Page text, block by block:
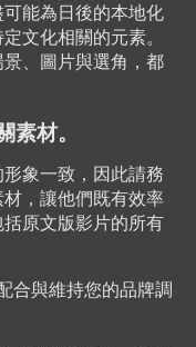
能為日後的本地化
文化相關的元素。
、圖片與選角，都
材。
象一致，因此請務
，讓他們既有效率
原文版影片的所有
合與維持您的品牌調